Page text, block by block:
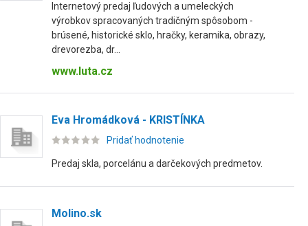
Internetový predaj ľudových a umeleckých
výrobkov spracovaných tradičným spôsobom -
brúsené, historické sklo, hračky, keramika, obrazy,
drevorezba, dr...
www.luta.cz
Eva Hromádková - KRISTÍNKA
Pridať hodnotenie
Predaj skla, porcelánu a darčekových predmetov.
Molino.sk